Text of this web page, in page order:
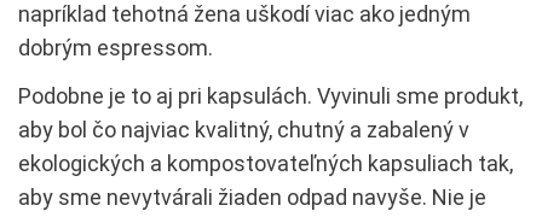
napríklad tehotná žena uškodí viac ako jedným
dobrým espressom.
Podobne je to aj pri kapsulách. Vyvinuli sme produkt,
aby bol čo najviac kvalitný, chutný a zabalený v
ekologických a kompostovateľných kapsuliach tak,
aby sme nevytvárali žiaden odpad navyše. Nie je